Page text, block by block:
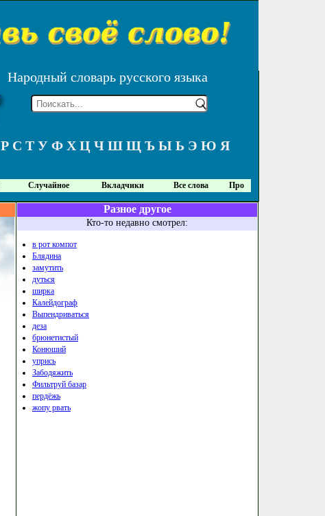
Народный словарь русского языка
Р С Т У Ф Х Ц Ч Ш Щ Ъ Ы Ь Э Ю Я
Случайное Вкладчики Все слова Про
Разное другое
Кто-то недавно смотрел:
в рот компот
Блядина
замутить
дуться
ширка
Калейдограф
Выпендриваться
деза
брюнетистый
Конюший
упрись
Забодяжить
Фильтруй базар
пердёжь
жопу рвать